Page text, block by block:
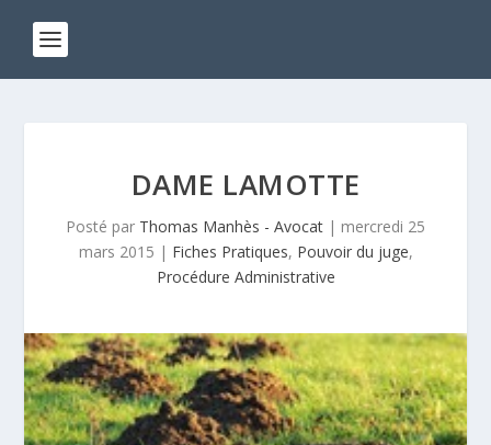
DAME LAMOTTE
Posté par Thomas Manhès - Avocat | mercredi 25
mars 2015 | Fiches Pratiques, Pouvoir du juge,
Procédure Administrative